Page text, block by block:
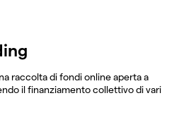
raccolta di fondi online aperta a
il finanziamento collettivo di vari